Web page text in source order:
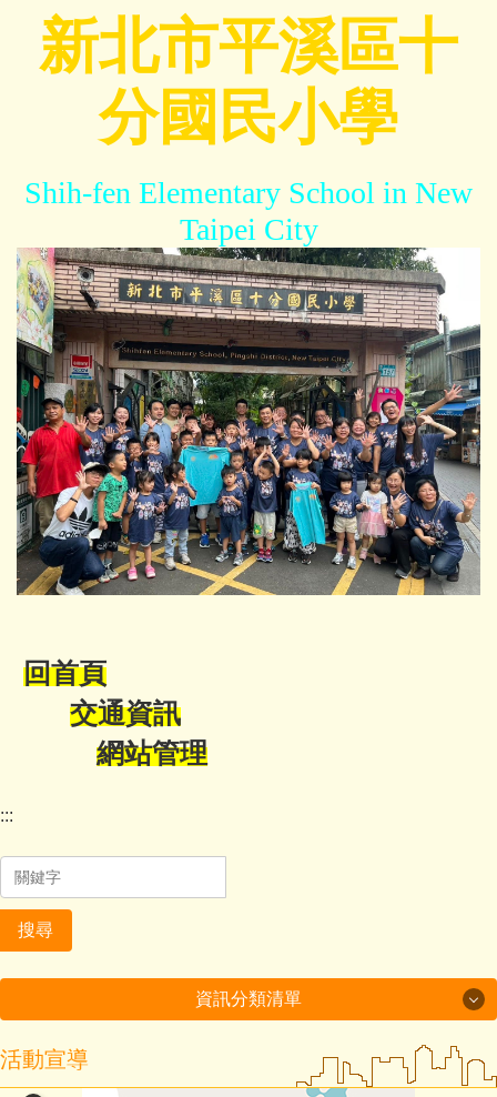
新北市平溪區十
分國民小學
Shih-fen Elementary School in New
Taipei City
回首頁
交通資訊
網站管理
:::
搜尋
資訊分類清單
115年度磐石國小組-十分國小-方案全文
活動宣導